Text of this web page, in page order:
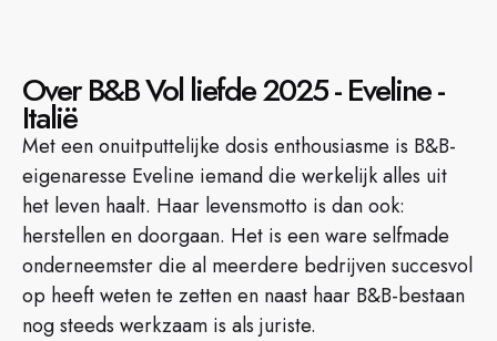
Over B&B Vol liefde 2025 - Eveline -
Italië
Met een onuitputtelijke dosis enthousiasme is B&B-
eigenaresse Eveline iemand die werkelijk alles uit
het leven haalt. Haar levensmotto is dan ook:
herstellen en doorgaan. Het is een ware selfmade
onderneemster die al meerdere bedrijven succesvol
op heeft weten te zetten en naast haar B&B-bestaan
nog steeds werkzaam is als juriste.